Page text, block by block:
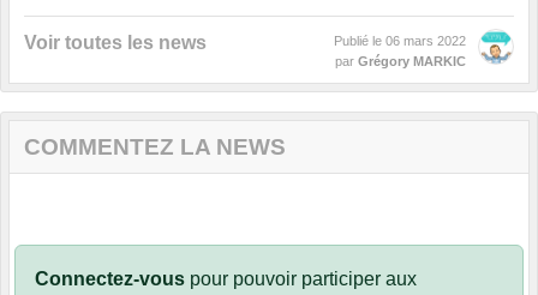
Voir toutes les news Publié le 06 mars 2022
par Grégory MARKIC
COMMENTEZ LA NEWS
Connectez-vous pour pouvoir participer aux